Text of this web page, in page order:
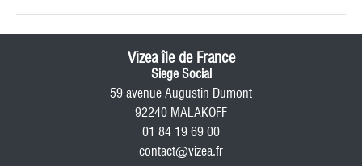
Vizea île de France
Siege Social
59 avenue Augustin Dumont
92240 MALAKOFF
01 84 19 69 00
contact@vizea.fr